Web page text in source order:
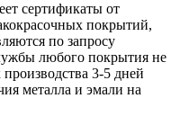
сертификаты от
покрытий,
по запросу
любого покрытия не
3-5 дней
металла и эмали на